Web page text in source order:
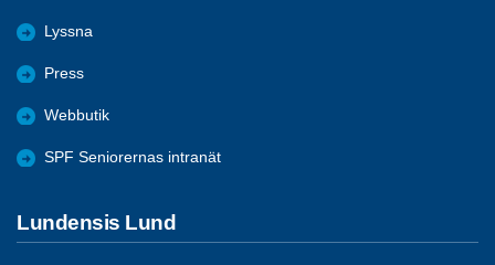
Lyssna
Press
Webbutik
SPF Seniorernas intranät
Lundensis Lund